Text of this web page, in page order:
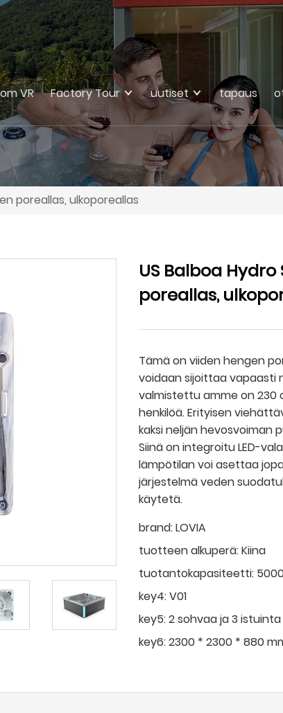
VR Factory Tour uutiset tapaus
poreallas, ulkoporeallas
US Balboa
poreallas,
Tämä on viiden hengen
voidaan sijoittaa vapaasti
valmistettu amme on 230
henkilöä. Erityisen
kaksi neljän hevosvoiman
Siinä on integroitu LED-
lämpötilan voi asettaa
järjestelmä veden
käytetä.
brand:LOVIA
tuotteen alkuperä:Kiina
tuotantokapasiteetti:
key4:V01
key5:2 sohvaa ja 3 istuinta
key6:2300 * 2300 * 880